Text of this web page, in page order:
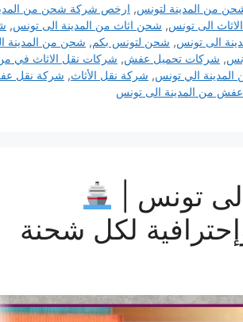
من المدينة لتونس, ارخص شركة شحن من
الى تونس, شحن اثاث من المدينة الى تونس,
الى تونس, شحن لتونس بكم, شحن من المدينة
, شركات تحميل عفش, شركات نقل الاثاث في
الي تونس, شركة نقل الأثاث, شركة نقل
من المدينة الى تونس
تونس |